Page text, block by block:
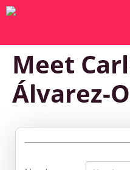
Meet
Álvarez-